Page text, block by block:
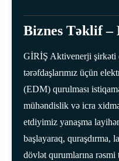
Biznes Təklif –
GİRİŞ Aktivenerji şirkəti
tərəfdaşlarımız üçün
(EDM) qurulması
mühəndislik və icra
etdiyimiz yanaşma
başlayaraq, quraşdırma,
dövlət qurumlarına